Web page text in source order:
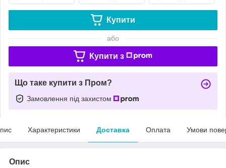
Купити
або
Купити з
Що таке купити з Пром?
Замовлення під захистом
Характеристики Доставка Оплата Умови
Опис